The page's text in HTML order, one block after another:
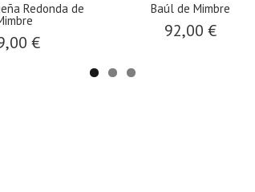
Redonda de
€
Baúl de Mimbre
92,00 €